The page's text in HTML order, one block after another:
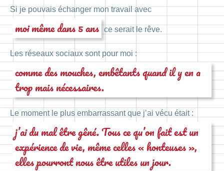
Si je pouvais échanger mon travail avec
moi même dans 5 ans ce serait le rêve.
Les réseaux sociaux sont pour moi :
comme des mouches, embêtants quand il y en a
trop mais nécessaires.
Le moment le plus embarrassant que j’ai vécu était :
j’ai du mal être gêné. Tous ce qu’on fait est un
expérience de vie, même celles « honteuses »,
elles pourront nous être utiles un jour.